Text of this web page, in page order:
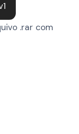
.rar com